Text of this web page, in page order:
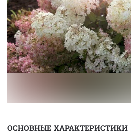
ОСНОВНЫЕ ХАРАКТЕРИСТИКИ